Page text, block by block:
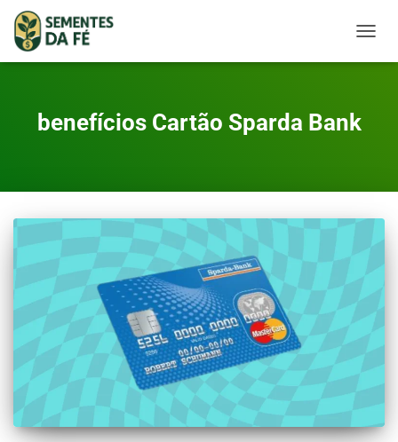
benefícios Cartão Sparda Bank